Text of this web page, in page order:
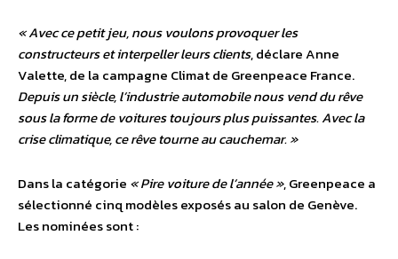
« Avec ce petit jeu, nous voulons provoquer les
constructeurs et interpeller leurs clients, déclare Anne
Valette, de la campagne Climat de Greenpeace France.
Depuis un siècle, l’industrie automobile nous vend du rêve
sous la forme de voitures toujours plus puissantes. Avec la
crise climatique, ce rêve tourne au cauchemar. »
Dans la catégorie « Pire voiture de l’année », Greenpeace a
sélectionné cinq modèles exposés au salon de Genève.
Les nominées sont :